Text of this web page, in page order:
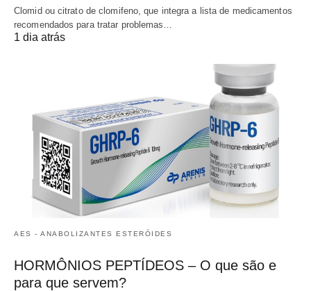
Clomid ou citrato de clomifeno, que integra a lista de medicamentos
recomendados para tratar problemas…
1 dia atrás
AES - ANABOLIZANTES ESTERÓIDES
HORMÔNIOS PEPTÍDEOS – O que são e
para que servem?